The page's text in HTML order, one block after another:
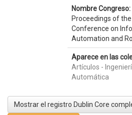
Nombre Congreso:
Proceedings of
Conference on
Automation and
Aparece en las
Artículos -
Automática
Mostrar el registro Dublin Core